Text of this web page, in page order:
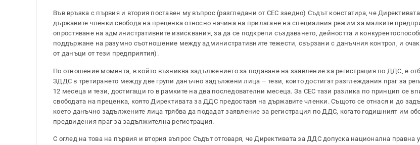
Във връзка с първия и втория поставен му въпрос (разгледани от СЕС заедно) Съдът констатира, че
държавите членки свобода на преценка относно начина на прилагане на специалния режим за малките
опростяване на административните изисквания, за да се подкрепи създаването, дейността и
поддържане на разумно съотношение между административните тежести, свързани с данъчния контрол, и
от данъци от тези предприятия).
По отношение момента, в който възниква задължението за подаване на заявление за регистрация по ДДС, е
ЗДДС в третирането между две групи данъчно задължени лица – тези, които достигат разглеждания праг за
12 месеца и тези, достигащи го в рамките на два последователни месеца. За СЕС тази разлика по принцип се
свободата на преценка, която Директивата за ДДС предоставя на държавите членки. Същото се отнася и до
което данъчно задължените лица трябва да подадат заявление за регистрация по ДДС, когато годишният им
предвидения праг за задължителна регистрация.
С оглед на това на първия и втория въпрос Съдът отговаря, че Директивата за ДДС допуска национална правна